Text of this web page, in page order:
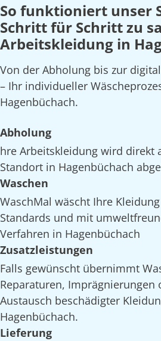
So funktioniert unser
Schritt für Schritt zu
Arbeitskleidung in
Von der Abholung bis zur
– Ihr individueller
Hagenbüchach.
Abholung
hre Arbeitskleidung wird direkt
Standort in Hagenbüchach
Waschen
WaschMal wäscht Ihre
Standards und mit
Verfahren in Hagenbüchach
Zusatzleistungen
Falls gewünscht übernimmt
Reparaturen, Imprägnierungen
Austausch beschädigter
Hagenbüchach.
Lieferung